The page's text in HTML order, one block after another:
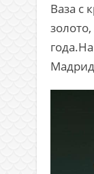
Ваза с